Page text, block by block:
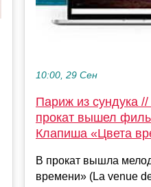
10:00, 29 Сен
Париж из сундука
прокат вышел
Клапиша «Цвета
В прокат вышла
времени» (La venue